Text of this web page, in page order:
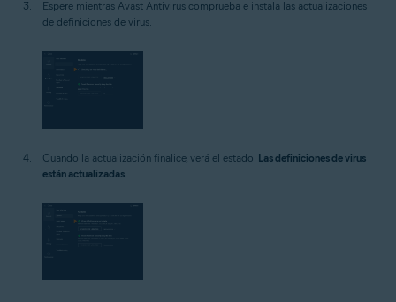
Espere mientras Avast Antivirus comprueba e instala las actualizaciones
de definiciones de virus.
Cuando la actualización finalice, verá el estado: Las definiciones de virus
están actualizadas